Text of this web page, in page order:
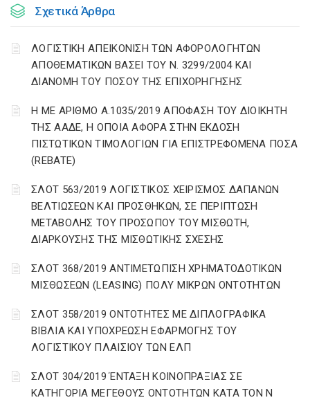
Σχετικά Άρθρα
ΛΟΓΙΣΤΙΚΗ ΑΠΕΙΚΟΝΙΣΗ ΤΩΝ ΑΦΟΡΟΛΟΓΗΤΩΝ
ΑΠΟΘΕΜΑΤΙΚΩΝ ΒΑΣΕΙ ΤΟΥ N. 3299/2004 ΚΑΙ
ΔΙΑΝΟΜΗ ΤΟΥ ΠΟΣΟΥ ΤΗΣ ΕΠΙΧΟΡΗΓΗΣΗΣ
Η ΜΕ ΑΡΙΘΜΟ Α.1035/2019 ΑΠΟΦΑΣΗ ΤΟΥ ΔΙΟΙΚΗΤΗ
ΤΗΣ ΑΑΔΕ, Η ΟΠΟΙΑ ΑΦΟΡΑ ΣΤΗΝ ΕΚΔΟΣΗ
ΠΙΣΤΩΤΙΚΩΝ ΤΙΜΟΛΟΓΙΩΝ ΓΙΑ ΕΠΙΣΤΡΕΦΟΜΕΝΑ ΠΟΣΑ
(REBATE)
ΣΛΟΤ 563/2019 ΛΟΓΙΣΤΙΚΟΣ ΧΕΙΡΙΣΜΟΣ ΔΑΠΑΝΩΝ
ΒΕΛΤΙΩΣΕΩΝ ΚΑΙ ΠΡΟΣΘΗΚΩΝ, ΣΕ ΠΕΡΙΠΤΩΣΗ
ΜΕΤΑΒΟΛΗΣ ΤΟΥ ΠΡΟΣΩΠΟΥ ΤΟΥ ΜΙΣΘΩΤΗ,
ΔΙΑΡΚΟΥΣΗΣ ΤΗΣ ΜΙΣΘΩΤΙΚΗΣ ΣΧΕΣΗΣ
ΣΛΟΤ 368/2019 ΑΝΤΙΜΕΤΩΠΙΣΗ ΧΡΗΜΑΤΟΔΟΤΙΚΩΝ
ΜΙΣΘΩΣΕΩΝ (LEASING) ΠΟΛΥ ΜΙΚΡΩΝ ΟΝΤΟΤΗΤΩΝ
ΣΛΟΤ 358/2019 ΟΝΤΟΤΗΤΕΣ ΜΕ ΔΙΠΛΟΓΡΑΦΙΚΑ
ΒΙΒΛΙΑ ΚΑΙ ΥΠΟΧΡΕΩΣΗ ΕΦΑΡΜΟΓΗΣ ΤΟΥ
ΛΟΓΙΣΤΙΚΟΥ ΠΛΑΙΣΙΟΥ ΤΩΝ ΕΛΠ
ΣΛΟΤ 304/2019 ΈΝΤΑΞΗ ΚΟΙΝΟΠΡΑΞΙΑΣ ΣΕ
ΚΑΤΗΓΟΡΙΑ ΜΕΓΕΘΟΥΣ ΟΝΤΟΤΗΤΩΝ ΚΑΤΑ ΤΟΝ Ν